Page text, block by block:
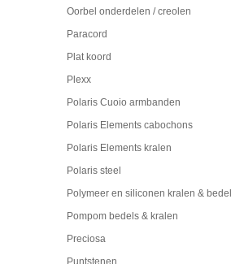
Oorbel onderdelen / creolen
Paracord
Plat koord
Plexx
Polaris Cuoio armbanden
Polaris Elements cabochons
Polaris Elements kralen
Polaris steel
Polymeer en siliconen kralen &
Pompom bedels & kralen
Preciosa
Puntstenen